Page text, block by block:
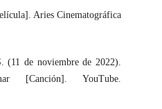
Aries Cinematográfica
de noviembre de 2022).
[Canción]. YouTube.